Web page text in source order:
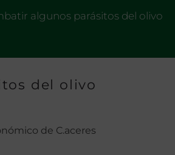
algunos parásitos del olivo
del olivo
de C.aceres